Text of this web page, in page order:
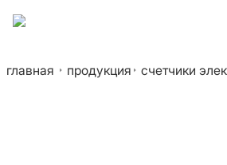
главная продукция счетчики